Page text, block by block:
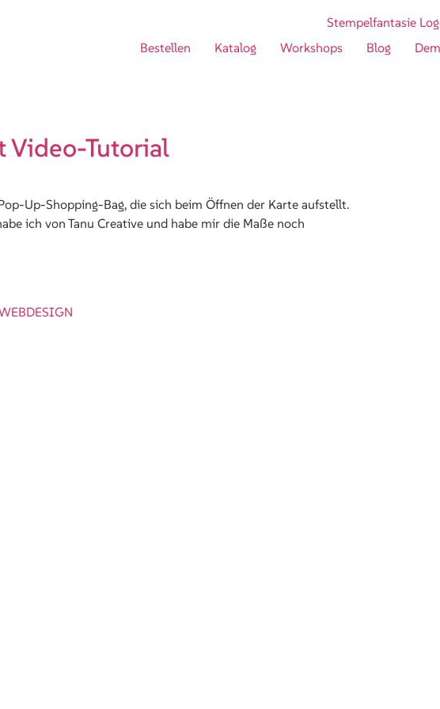
Bestellen Katalog Workshops Blog
Video-Tutorial
Up-Shopping-Bag, die sich beim Öffnen der Karte aufstellt.
ich von Tanu Creative und habe mir die Maße noch